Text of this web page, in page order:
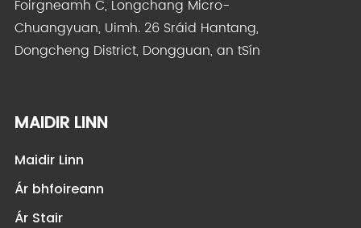
Foirgneamh C, Longchang Micro-
Chuangyuan, Uimh. 26 Sráid Hantang,
Dongcheng District, Dongguan, an tSín
MAIDIR LINN
Maidir Linn
Ár bhfoireann
Ár Stair